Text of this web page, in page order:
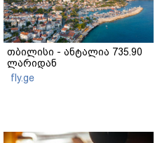
თბილისი - ანტალია 735.90
ლარიდან
fly.ge